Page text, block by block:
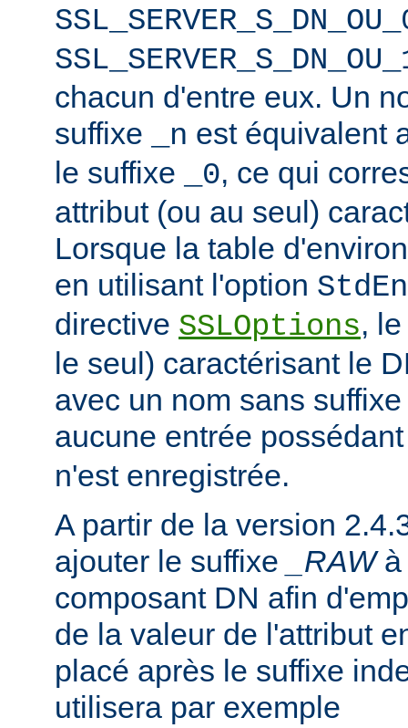
chacun d'entre eux. Un
suffixe
_n est équivalent
le suffixe
_0, ce qui
attribut (ou au seul)
Lorsque la table
en utilisant l'option
directive SSLOptions,
le seul) caractérisant le
avec un nom sans
aucune entrée
n'est enregistrée.
A partir de la version
ajouter le suffixe
_RAW
composant DN afin
de la valeur de l'attribut
placé après le suffixe
utilisera par exemple